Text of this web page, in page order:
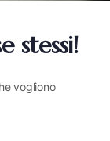
stessi!
vogliono